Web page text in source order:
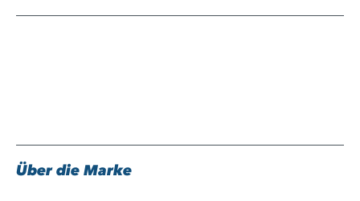
Über die Marke